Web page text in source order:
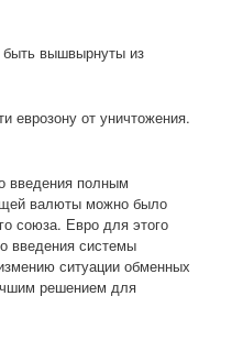
вышвырнуты из
еврозону от уничтожения.
введения полным
валюты можно было
союза. Евро для этого
введения системы
ситуации обменных
решением для